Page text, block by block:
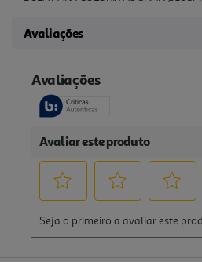
Avaliações